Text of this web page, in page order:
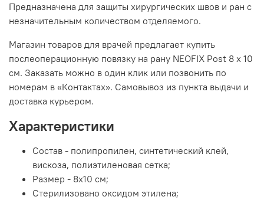
Предназначена для защиты хирургических швов и ран с
незначительным количеством отделяемого.
Магазин товаров для врачей предлагает купить
послеоперационную повязку на рану NEOFIX Post 8 х 10
см. Заказать можно в один клик или позвонить по
номерам в «Контактах». Самовывоз из пункта выдачи и
доставка курьером.
Характеристики
Состав - полипропилен, синтетический клей,
вискоза, полиэтиленовая сетка;
Размер - 8х10 см;
Стерилизовано оксидом этилена;